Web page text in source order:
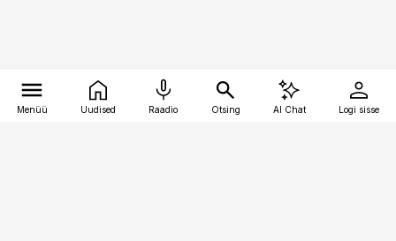
Menüü Uudised Raadio Otsing AI Chat Logi sisse